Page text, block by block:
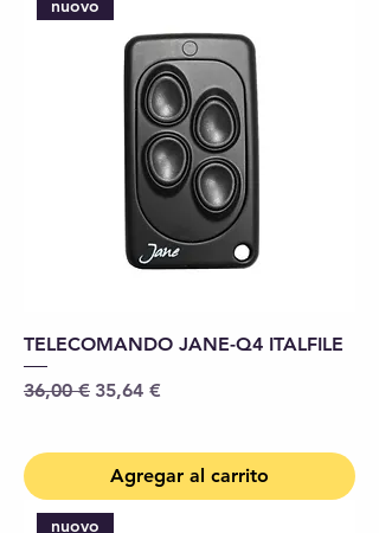
nuovo
TELECOMANDO JANE-Q4 ITALFILE
Precio
36,00 € Precio de oferta
35,64 €
Agregar al carrito
nuovo